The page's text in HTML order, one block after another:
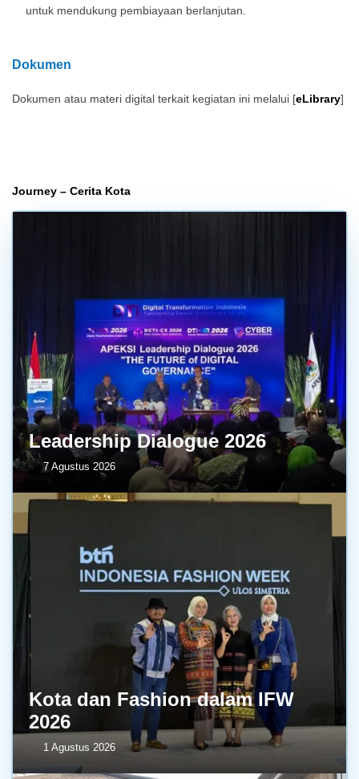
untuk mendukung pembiayaan berlanjutan.
Dokumen
Dokumen atau materi digital terkait kegiatan ini melalui [eLibrary]
Journey – Cerita Kota
Leadership Dialogue 2026
7 Agustus 2026
Kota dan Fashion dalam IFW
2026
1 Agustus 2026